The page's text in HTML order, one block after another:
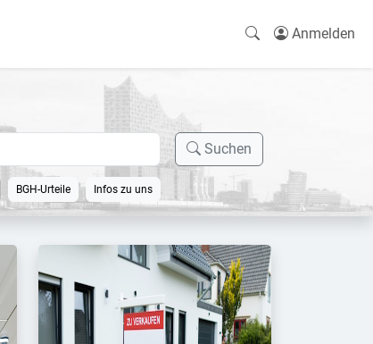
Anmelden
BGH-Urteile Infos zu uns
Suchen